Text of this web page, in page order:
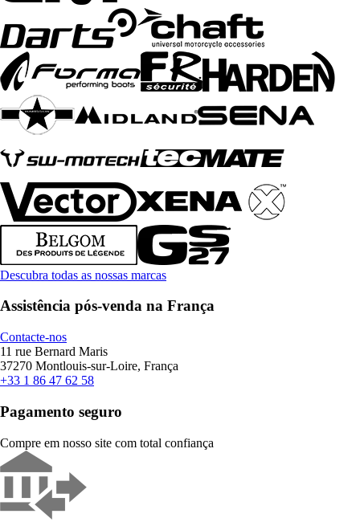
Descubra todas as nossas marcas
Assistência pós-venda na França
Contacte-nos
11 rue Bernard Maris
37270 Montlouis-sur-Loire, França
+33 1 86 47 62 58
Pagamento seguro
Compre em nosso site com total confiança